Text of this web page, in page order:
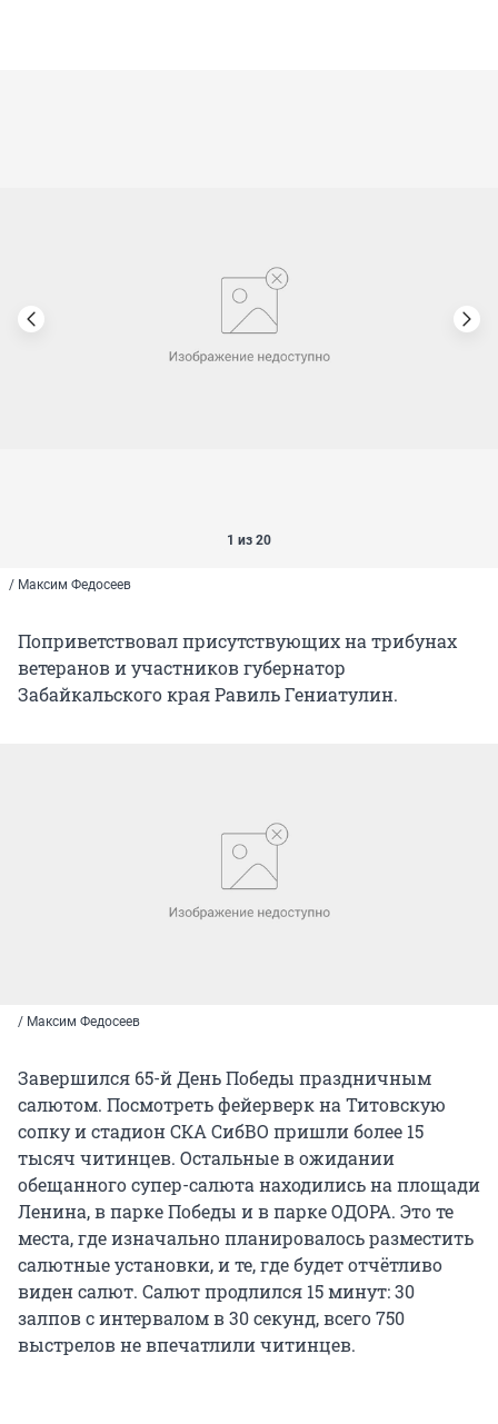
1 из 20
/ Максим Федосеев
Поприветствовал присутствующих на трибунах
ветеранов и участников губернатор
Забайкальского края Равиль Гениатулин.
/ Максим Федосеев
Завершился 65-й День Победы праздничным
салютом. Посмотреть фейерверк на Титовскую
сопку и стадион СКА СибВО пришли более 15
тысяч читинцев. Остальные в ожидании
обещанного супер-салюта находились на площади
Ленина, в парке Победы и в парке ОДОРА. Это те
места, где изначально планировалось разместить
салютные установки, и те, где будет отчётливо
виден салют. Салют продлился 15 минут: 30
залпов с интервалом в 30 секунд, всего 750
выстрелов не впечатлили читинцев.